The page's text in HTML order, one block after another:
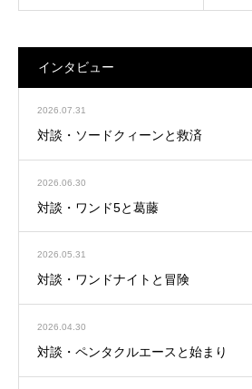
インタビュー
2026.07.31
対談・ソードクィーンと救済
2026.06.30
対談・ワンド5と葛藤
2026.05.31
対談・ワンドナイトと冒険
2026.04.30
対談・ペンタクルエースと始まり